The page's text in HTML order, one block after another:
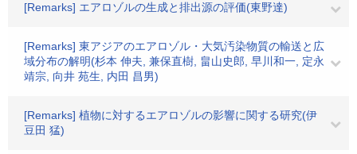
[Remarks] エアロゾルの生成と排出源の評価(東野達)
[Remarks] 東アジアのエアロゾル・大気汚染物質の輸送と広
域分布の解明(杉本 伸夫, 兼保直樹, 畠山史郎, 早川和一, 定永
靖宗, 向井 苑生, 内田 昌男)
[Remarks] 植物に対するエアロゾルの影響に関する研究(伊
豆田 猛)